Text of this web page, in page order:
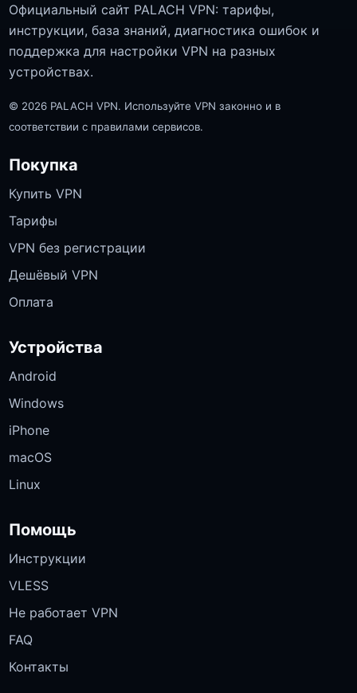
Официальный сайт PALACH VPN: тарифы,
инструкции, база знаний, диагностика ошибок и
поддержка для настройки VPN на разных
устройствах.
© 2026 PALACH VPN. Используйте VPN законно и в
соответствии с правилами сервисов.
Покупка
Купить VPN
Тарифы
VPN без регистрации
Дешёвый VPN
Оплата
Устройства
Android
Windows
iPhone
macOS
Linux
Помощь
Инструкции
VLESS
Не работает VPN
FAQ
Контакты